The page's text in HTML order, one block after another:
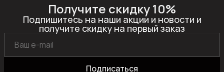
Получите скидку 10%
Подпишитесь на наши акции и новости и
получите скидку на первый заказ
Подписаться